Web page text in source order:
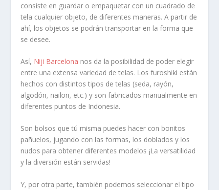
consiste en guardar o empaquetar con un cuadrado de
tela cualquier objeto, de diferentes maneras. A partir de
ahí, los objetos se podrán transportar en la forma que
se desee.
Así, Niji Barcelona nos da la posibilidad de poder elegir
entre una extensa variedad de telas. Losfuroshiki están
hechos con distintos tipos de telas (seda, rayón,
algodón, nailon, etc.) y sonfabricados manualmente en
diferentes puntos de Indonesia.
Son bolsos que tú misma puedes hacer con bonitos
pañuelos, jugando con las formas, los doblados y los
nudos para obtener diferentes modelos ¡La versatilidad
y la diversión están servidas!
Y, por otra parte, también podemos seleccionar el tipo